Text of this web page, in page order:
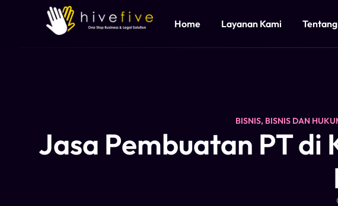
Home Layanan Kami
BISNIS, BISNIS DAN
Jasa Pembuatan PT